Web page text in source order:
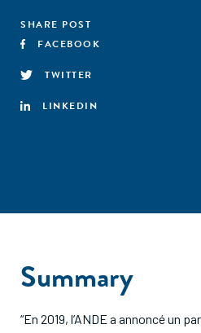
SHARE POST
FACEBOOK
TWITTER
LINKEDIN
Summary
“En 2019, l’ANDE a annoncé un